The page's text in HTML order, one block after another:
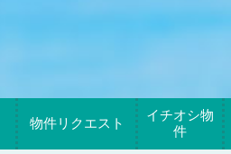
物件リクエスト
イチオシ物
件